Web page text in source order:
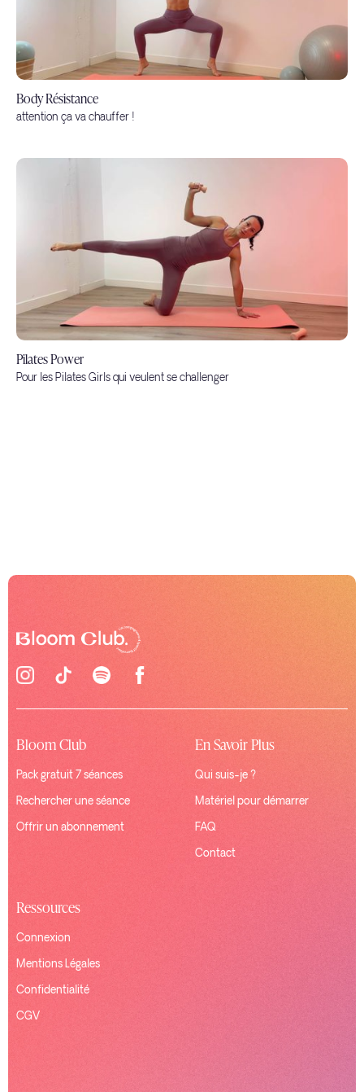
Body Résistance
attention ça va chauffer !
Pilates Power
Pour les Pilates Girls qui veulent se challenger
Bloom Club
Pack gratuit 7 séances
Rechercher une séance
Offrir un abonnement
En Savoir Plus
Qui suis-je ?
Matériel pour démarrer
FAQ
Contact
Ressources
Connexion
Mentions Légales
Confidentialité
CGV